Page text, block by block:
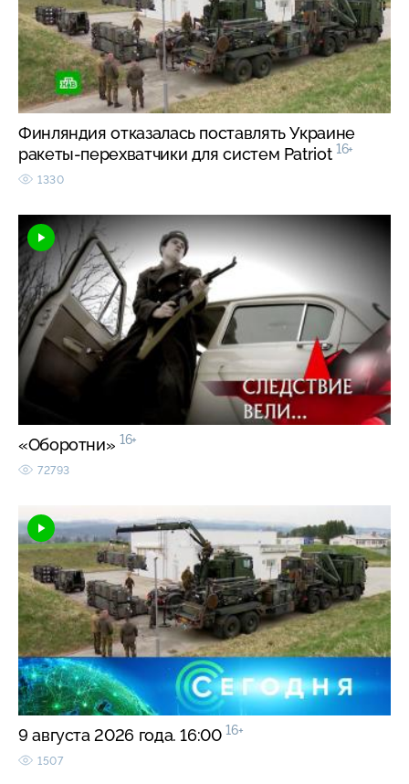
Финляндия отказалась поставлять Украине
ракеты-перехватчики для систем Patriot 16+
1330
«Оборотни» 16+
72793
9 августа 2026 года. 16:00 16+
1507